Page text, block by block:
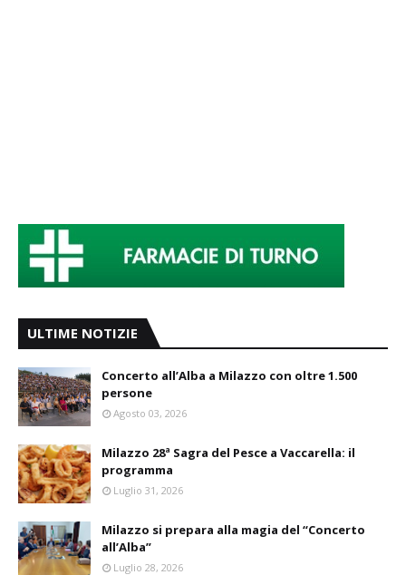
ULTIME NOTIZIE
Concerto all’Alba a Milazzo con oltre 1.500
persone
Agosto 03, 2026
Milazzo 28ª Sagra del Pesce a Vaccarella: il
programma
Luglio 31, 2026
Milazzo si prepara alla magia del “Concerto
all’Alba”
Luglio 28, 2026